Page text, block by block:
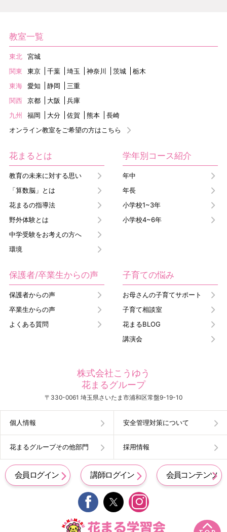
教室一覧
東北
宮城
関東
東京 千葉 埼玉 神奈川 茨城
栃木
東海
愛知 静岡
三重
関西
京都 大阪
兵庫
九州
福岡 大分 佐賀 熊本
長崎
オンライン教室をご希望の方はこちら
花まるとは
教育の未来に対する思い
「算数脳」とは
花まるの指導法
野外体験とは
中学受験をお考えの方へ
環境
学年別コース紹介
年中
年長
小学校1~3年
小学校4~6年
保護者/卒業生からの声
保護者からの声
卒業生からの声
よくある質問
子育ての悩み
お母さんの子育てサポート
子育て相談室
花まるBLOG
講演会
株式会社こうゆう
花まるグループ
〒330-0061 埼玉県さいたま市浦和区常盤9-19-10
個人情報 安全管理対策について
花まるグループその他部門 採用情報
会員ログイン 講師ログイン 会員コンテンツ
 